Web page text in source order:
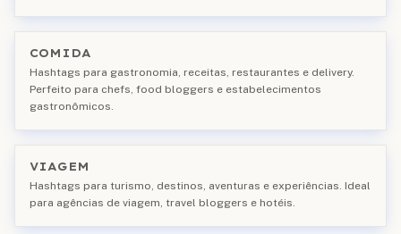
COMIDA
Hashtags para gastronomia, receitas, restaurantes e delivery.
Perfeito para chefs, food bloggers e estabelecimentos
gastronômicos.
VIAGEM
Hashtags para turismo, destinos, aventuras e experiências. Ideal
para agências de viagem, travel bloggers e hotéis.